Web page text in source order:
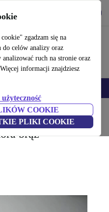
zgadzam się na
do celów analizy oraz
ruch na stronie oraz
informacji znajdziesz
COOKIE
PLIKI COOKIE
domowe Meble
brąz